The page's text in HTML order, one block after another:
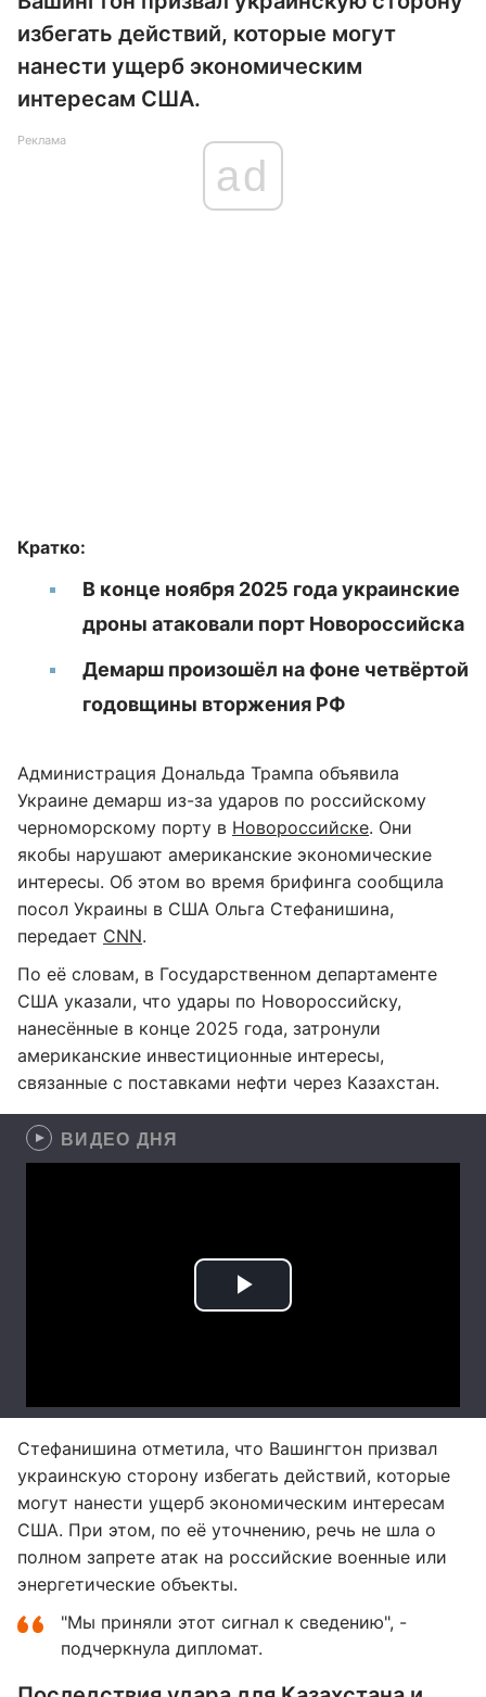
избегать действий, которые могут
нанести ущерб экономическим
интересам США.
Реклама
ad
Кратко:
В конце ноября 2025 года украинские
дроны атаковали порт Новороссийска
Демарш произошёл на фоне четвёртой
годовщины вторжения РФ
Администрация Дональда Трампа объявила
Украине демарш из-за ударов по российскому
черноморскому порту в Новороссийске. Они
якобы нарушают американские экономические
интересы. Об этом во время брифинга сообщила
посол Украины в США Ольга Стефанишина,
передает CNN.
По её словам, в Государственном департаменте
США указали, что удары по Новороссийску,
нанесённые в конце 2025 года, затронули
американские инвестиционные интересы,
связанные с поставками нефти через Казахстан.
ВИДЕО ДНЯ
Стефанишина отметила, что Вашингтон призвал
украинскую сторону избегать действий, которые
могут нанести ущерб экономическим интересам
США. При этом, по её уточнению, речь не шла о
полном запрете атак на российские военные или
энергетические объекты.
"Мы приняли этот сигнал к сведению", -
подчеркнула дипломат.